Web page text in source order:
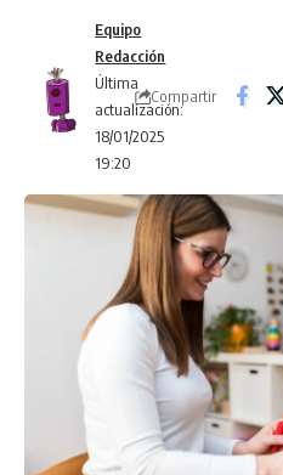
Última
actualización:
18/01/2025
19:20
Equipo
Redacción
Compartir